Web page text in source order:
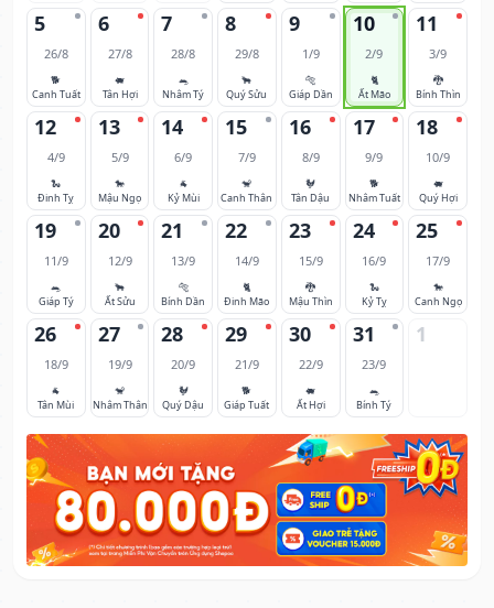
5
26/8
🐕
Canh Tuất
6
27/8
🐖
Tân Hợi
7
28/8
🐀
Nhâm Tý
8
29/8
🐂
Quý Sửu
9
1/9
🐅
Giáp Dần
10
2/9
🐈
Ất Mão
11
3/9
🐉
Bính Thìn
12
4/9
🐍
Đinh Tỵ
13
5/9
🐎
Mậu Ngọ
14
6/9
🐐
Kỷ Mùi
15
7/9
🐒
Canh Thân
16
8/9
🐓
Tân Dậu
17
9/9
🐕
Nhâm Tuất
18
10/9
🐖
Quý Hợi
19
11/9
🐀
Giáp Tý
20
12/9
🐂
Ất Sửu
21
13/9
🐅
Bính Dần
22
14/9
🐈
Đinh Mão
23
15/9
🐉
Mậu Thìn
24
16/9
🐍
Kỷ Tỵ
25
17/9
🐎
Canh Ngọ
26
18/9
🐐
Tân Mùi
27
19/9
🐒
Nhâm Thân
28
20/9
🐓
Quý Dậu
29
21/9
🐕
Giáp Tuất
30
22/9
🐖
Ất Hợi
31
23/9
🐀
Bính Tý
1